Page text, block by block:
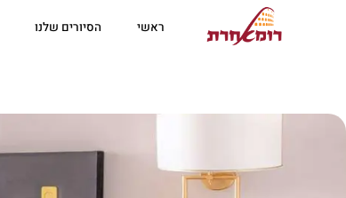
ראשי הסיורים שלנו